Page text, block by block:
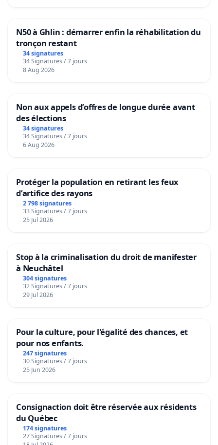
N50 à Ghlin : démarrer enfin la réhabilitation du
tronçon restant
34 signatures
34 Signatures / 7 jours
8 Aug 2026
Non aux appels d’offres de longue durée avant
des élections
34 signatures
34 Signatures / 7 jours
6 Aug 2026
Protéger la population en retirant les feux
d’artifice des rayons
2 798 signatures
33 Signatures / 7 jours
25 Jul 2026
Stop à la criminalisation du droit de manifester
à Neuchâtel
304 signatures
32 Signatures / 7 jours
29 Jul 2026
Pour la culture, pour l'égalité des chances, et
pour nos enfants.
247 signatures
30 Signatures / 7 jours
25 Jun 2026
Consignaction doit être réservée aux résidents
du Québec
174 signatures
27 Signatures / 7 jours